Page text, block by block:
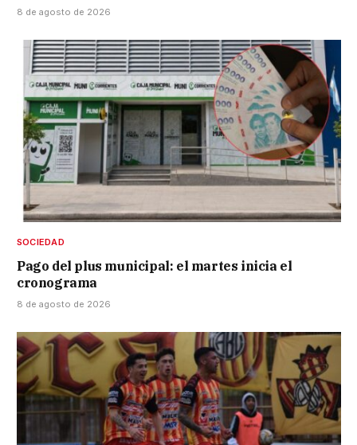
8 de agosto de 2026
SOCIEDAD
Pago del plus municipal: el martes inicia el
cronograma
8 de agosto de 2026